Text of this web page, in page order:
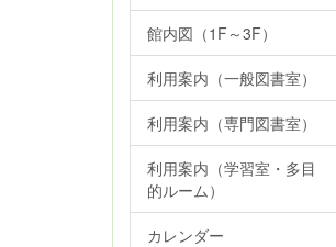
館内図（1F～3F）
利用案内（一般図書室）
利用案内（専門図書室）
利用案内（学習室・多目
的ルーム）
カレンダー